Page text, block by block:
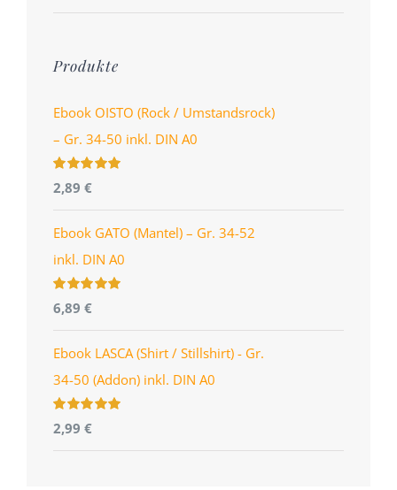
Produkte
Ebook OISTO (Rock / Umstandsrock)
– Gr. 34-50 inkl. DIN A0
Bewertet
mit4.96
5
2,89 €
Ebook GATO (Mantel) – Gr. 34-52
inkl. DIN A0
Bewertet
mit5.00
5
6,89 €
Ebook LASCA (Shirt / Stillshirt) - Gr.
34-50 (Addon) inkl. DIN A0
Bewertet
mit 5.00
5
2,99 €